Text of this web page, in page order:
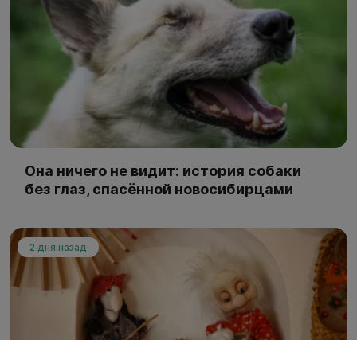
Она ничего не видит: история собаки
без глаз, спасённой новосибирцами
2 дня назад